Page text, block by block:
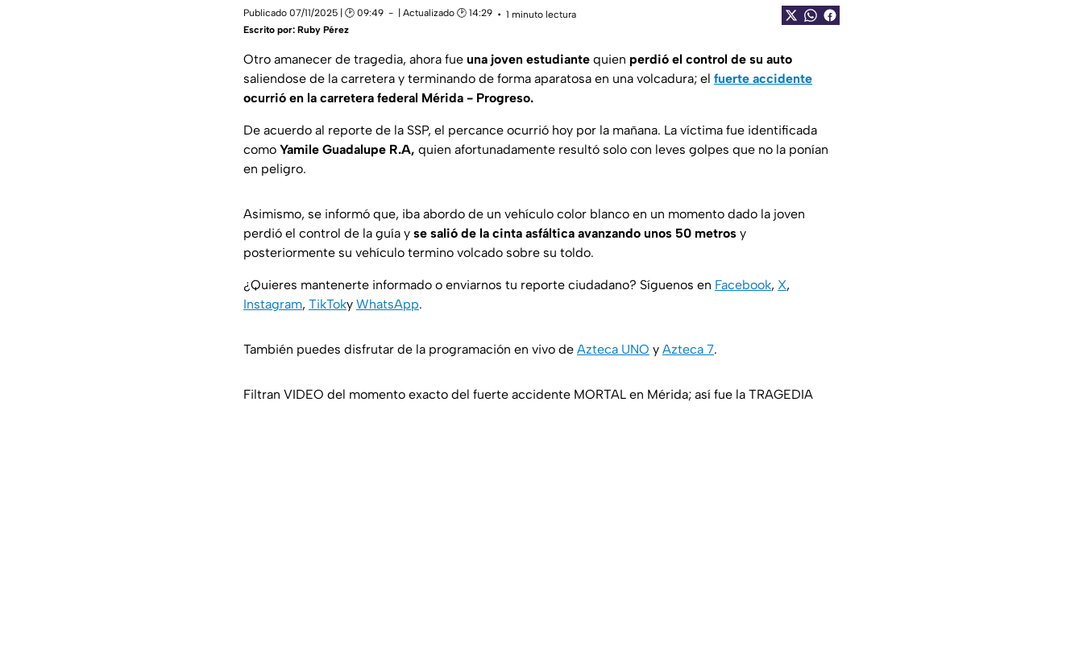
Publicado 07/11/2025 | 🕑 09:49 | Actualizado 🕑 14:29
1 minuto lectura
Escrito por: Ruby Pérez
Otro amanecer de tragedia, ahora fue una joven estudiante quien perdió el control de su auto
saliendose de la carretera y terminando de forma aparatosa en una volcadura; el fuerte accidente
ocurrió en la carretera federal Mérida - Progreso.
De acuerdo al reporte de la SSP, el percance ocurrió hoy por la mañana. La víctima fue identificada
como Yamile Guadalupe R.A, quien afortunadamente resultó solo con leves golpes que no la ponían
en peligro.
Asimismo, se informó que, iba abordo de un vehículo color blanco en un momento dado la joven
perdió el control de la guía y se salió de la cinta asfáltica avanzando unos 50 metros y
posteriormente su vehículo termino volcado sobre su toldo.
¿Quieres mantenerte informado o enviarnos tu reporte ciudadano? Síguenos en Facebook, X,
Instagram, TikToky WhatsApp.
También puedes disfrutar de la programación en vivo de Azteca UNO y Azteca 7.
Filtran VIDEO del momento exacto del fuerte accidente MORTAL en Mérida; así fue la TRAGEDIA